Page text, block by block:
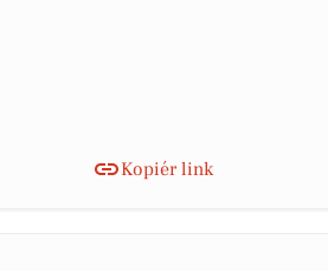
Kopiér link